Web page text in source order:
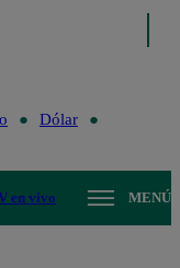
Dólar
en vivo MENÚ